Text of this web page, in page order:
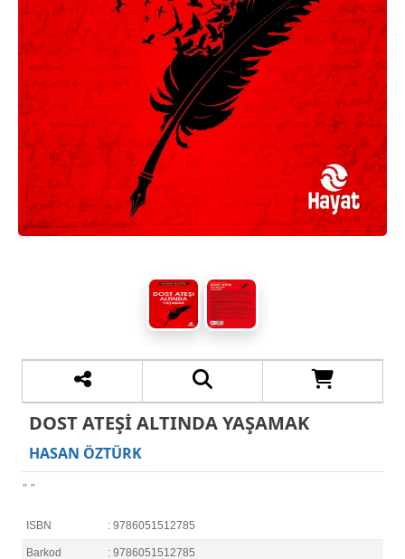
DOST ATEŞİ ALTINDA YAŞAMAK
HASAN ÖZTÜRK
" "
ISBN : 9786051512785
Barkod : 9786051512785